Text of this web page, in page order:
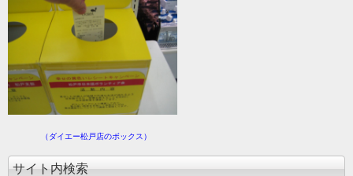
（ダイエー松戸店のボックス）
サイト内検索